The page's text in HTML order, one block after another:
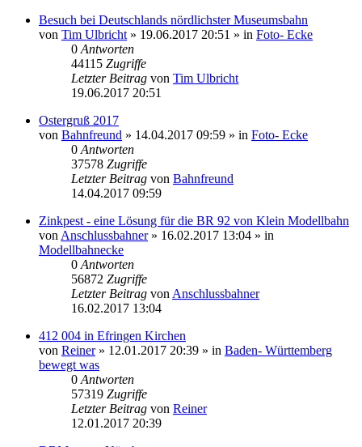
Besuch bei Deutschlands nördlichster Museumsbahn
von Tim Ulbricht » 19.06.2017 20:51 » in Foto- Ecke
0 Antworten
44115 Zugriffe
Letzter Beitrag von Tim Ulbricht
19.06.2017 20:51
Ostergruß 2017
von Bahnfreund » 14.04.2017 09:59 » in Foto- Ecke
0 Antworten
37578 Zugriffe
Letzter Beitrag von Bahnfreund
14.04.2017 09:59
Zinkpest - eine Lösung für die BR 92 von Klein Modellbahn
von Anschlussbahner» 16.02.2017 13:04 » in
Modellbahnecke
0 Antworten
56872 Zugriffe
Letzter Beitrag von Anschlussbahner
16.02.2017 13:04
412 004 in Efringen Kirchen
von Reiner» 12.01.2017 20:39 » in Baden- Württemberg
bewegt was
0 Antworten
57319 Zugriffe
Letzter Beitrag von Reiner
12.01.2017 20:39